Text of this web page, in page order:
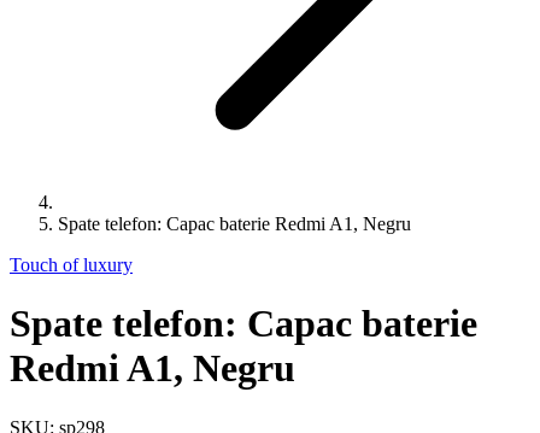
Spate telefon: Capac baterie Redmi A1, Negru
Touch of luxury
Spate telefon: Capac baterie
Redmi A1, Negru
SKU: sp298